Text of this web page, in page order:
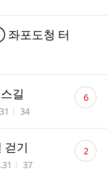
좌포도청 터
길
조회수
34
댓
글 6
걷기
간 조회수
37
댓
글 2